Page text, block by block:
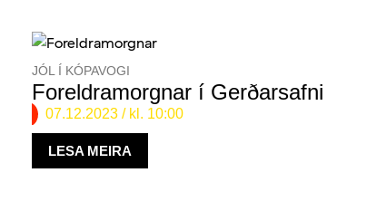
JÓL Í KÓPAVOGI
Foreldramorgnar í Gerðarsafni
07.12.2023 / kl. 10:00
LESA MEIRA